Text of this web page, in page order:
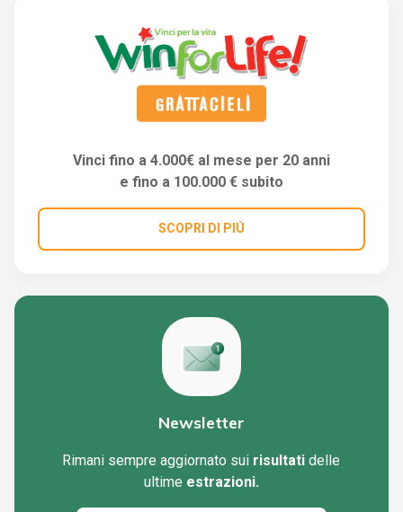
Vinci fino a 4.000€ al mese per 20 anni
e fino a 100.000 € subito
SCOPRI DI PIÚ
Newsletter
Rimani sempre aggiornato sui risultati delle
ultime estrazioni.